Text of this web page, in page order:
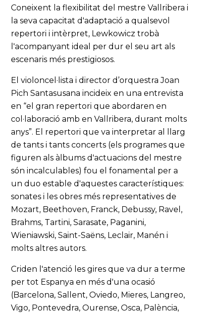
Coneixent la flexibilitat del mestre Vallribera i
la seva capacitat d'adaptació a qualsevol
repertori i intèrpret, Lewkowicz trobà
l'acompanyant ideal per dur el seu art als
escenaris més prestigiosos.
El violoncel·lista i director d’orquestra Joan
Pich Santasusana incideix en una entrevista
en “el gran repertori que abordaren en
col·laboració amb en Vallribera, durant molts
anys”. El repertori que va interpretar al llarg
de tants i tants concerts (els programes que
figuren als àlbums d'actuacions del mestre
són incalculables) fou el fonamental per a
un duo estable d'aquestes característiques:
sonates i les obres més representatives de
Mozart, Beethoven, Franck, Debussy, Ravel,
Brahms, Tartini, Sarasate, Paganini,
Wieniawski, Saint-Saëns, Leclair, Manén i
molts altres autors.
Criden l'atenció les gires que va dur a terme
per tot Espanya en més d'una ocasió
(Barcelona, Sallent, Oviedo, Mieres, Langreo,
Vigo, Pontevedra, Ourense, Osca, Palència,